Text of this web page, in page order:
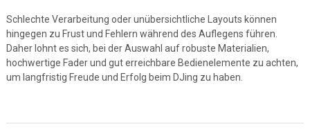
Schlechte Verarbeitung oder unübersichtliche Layouts können
hingegen zu Frust und Fehlern während des Auflegens führen.
Daher lohnt es sich, bei der Auswahl auf robuste Materialien,
hochwertige Fader und gut erreichbare Bedienelemente zu achten,
um langfristig Freude und Erfolg beim DJing zu haben.